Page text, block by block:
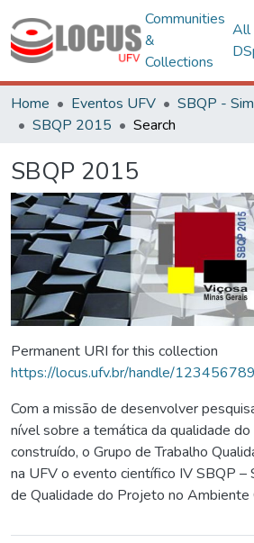
Communities
&
Collections
All
Home Eventos UFV
SBQP 2015
Search
SBQP 2015
Permanent URI for this collection
https://locus.ufv.br/handle/
Com a missão de desenvolver
nível sobre a temática da qualidade
construído, o Grupo de Trabalho
na UFV o evento científico IV SBQP –
de Qualidade do Projeto no Ambiente